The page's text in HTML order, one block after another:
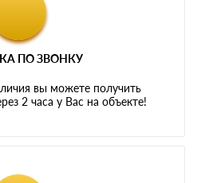
ПО ЗВОНКУ
вы можете получить
2 часа у Вас на объекте!